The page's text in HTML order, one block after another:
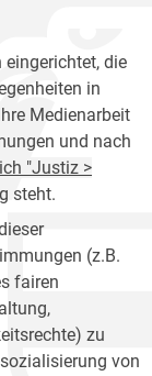
die
in
Medienarbeit
und nach
"Justiz >
steht.
(z.B.
fairen
zu
von